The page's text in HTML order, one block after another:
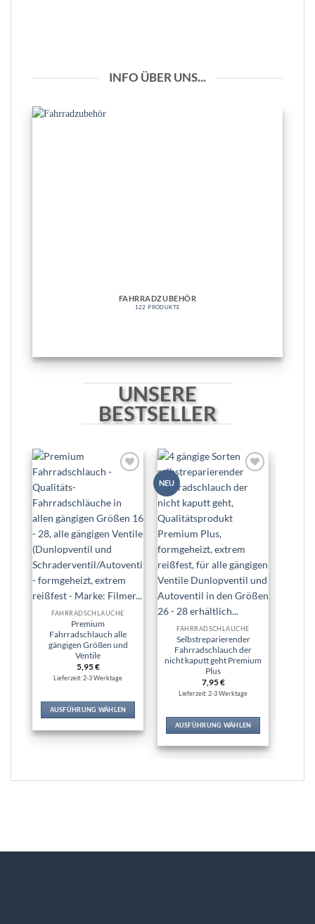
INFO ÜBER UNS...
FAHRRADZUBEHÖR
122 PRODUKTE
UNSERE
BESTSELLER
hinzufügen
FAHRRADSCHLÄUCHE
Premium
Fahrradschlauch alle
gängigen Größen und
Ventile
5,95€
Lieferzeit: 2-3 Werktage
AUSFÜHRUNG WÄHLEN
Produkt
der
NEU
Wunschliste
hinzufügen
FAHRRADSCHLÄUCHE
Selbstreparierender
Fahrradschlauch der
nicht kaputt geht Premium
Plus
7,95€
Lieferzeit: 2-3 Werktage
AUSFÜHRUNG WÄHLEN
Produkt
auf